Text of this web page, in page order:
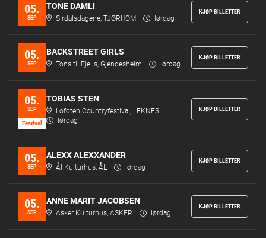
05.
SEP
TONE DAMLI
Sirdalsdagene, TJØRHOM lørdag
KJØP BILLETTER
05.
SEP
BACKSTREET GIRLS
Tons til Fjells, Gjendesheim lørdag
KJØP BILLETTER
05.
SEP
Festi­val
TOBIAS STEN
Lofoten Countryfestival, LEKNES
lørdag
KJØP BILLETTER
05.
SEP
ALEXX ALEXXANDER
Ål Kulturhus, ÅL lørdag
KJØP BILLETTER
05.
SEP
ANNE MARIT JACOBSEN
Asker Kulturhus, ASKER lørdag
KJØP BILLETTER